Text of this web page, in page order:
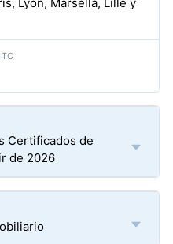
Certificados de
de 2026